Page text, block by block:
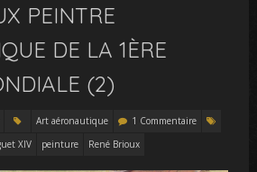
PEINTRE
DE LA 1ÈRE
(2)
Art aéronautique
1 Commentaire
XIV peinture René Brioux